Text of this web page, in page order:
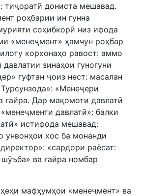
тиҷоратӣ дониста мешавад.
роҳбарии ин гунна
соҳибкорӣ низ ифода
«менеҷмент» ҳамчун роҳбар
корхонаҳо равост: аммо
зинаҳои гуногуни
гуфтан ҷоиз нест: масалан
«Менеҷери
ғайра. Дар мақомоти давлатӣ
давлатӣ»: балки
истифода мешавад:
унвонҳои хос ба монанди
«сардори pаёсат:
ва ғайра номбар
мафҳумҳои «менеҷмент» ва